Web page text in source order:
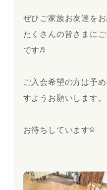
ぜひご家族お友達を
たくさんの皆さまに
です♬
ご入会希望の方は予
すようお願いします。
お待ちしています☺